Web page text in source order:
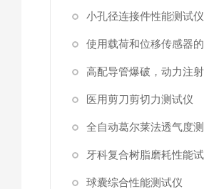
小孔径连接件性能测试仪
医用剪刀剪切力测试仪
球囊综合性能测试仪